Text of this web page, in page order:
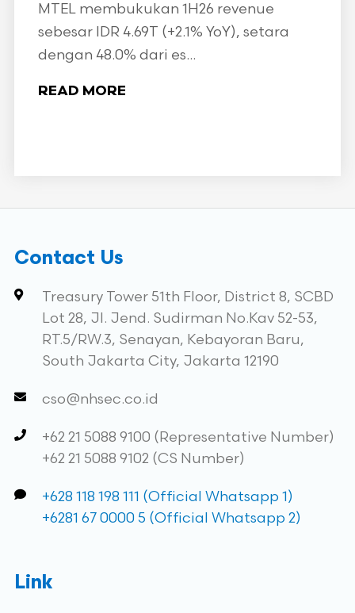
MTEL membukukan 1H26 revenue
sebesar IDR 4.69T (+2.1% YoY), setara
dengan 48.0% dari es...
READ MORE
Contact Us
Treasury Tower 51th Floor, District 8, SCBD
Lot 28, Jl. Jend. Sudirman No.Kav 52-53,
RT.5/RW.3, Senayan, Kebayoran Baru,
South Jakarta City, Jakarta 12190
cso@nhsec.co.id
+62 21 5088 9100 (Representative Number)
+62 21 5088 9102 (CS Number)
+628 118 198 111 (Official Whatsapp 1)
+6281 67 0000 5 (Official Whatsapp 2)
Link